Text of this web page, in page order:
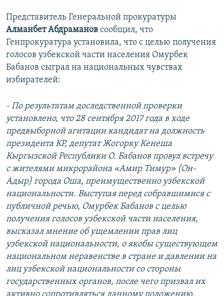
Представитель Генеральной прокуратуры
Алманбет Абдраманов сообщил, что
Генпрокуратура установила, что с целью получения
голосов узбекской части населения Омурбек
Бабанов сыграл на национальных чувствах
избирателей:
- По результатам доследственной проверки
установлено, что 28 сентября 2017 года в ходе
предвыборной агитации кандидат на должность
президента КР, депутат Жогорку Кенеша
Кыргызской Республики О. Бабанов провул встречу
с жителями микрорайона «Амир Тимур» (Он-
Адыр) города Оша, преимущественно узбекской
национальности. Выступая перед собравшимися с
публичной речью, Омурбек Бабанов с целью
получения голосов узбекской части населения,
высказал мнение об ущемлении прав лиц
узбекской национальности, о якобы существующем
национальном неравенстве в стране и давлении на
лиц узбекской национальности со стороны
государственных органов, после чего призвал их